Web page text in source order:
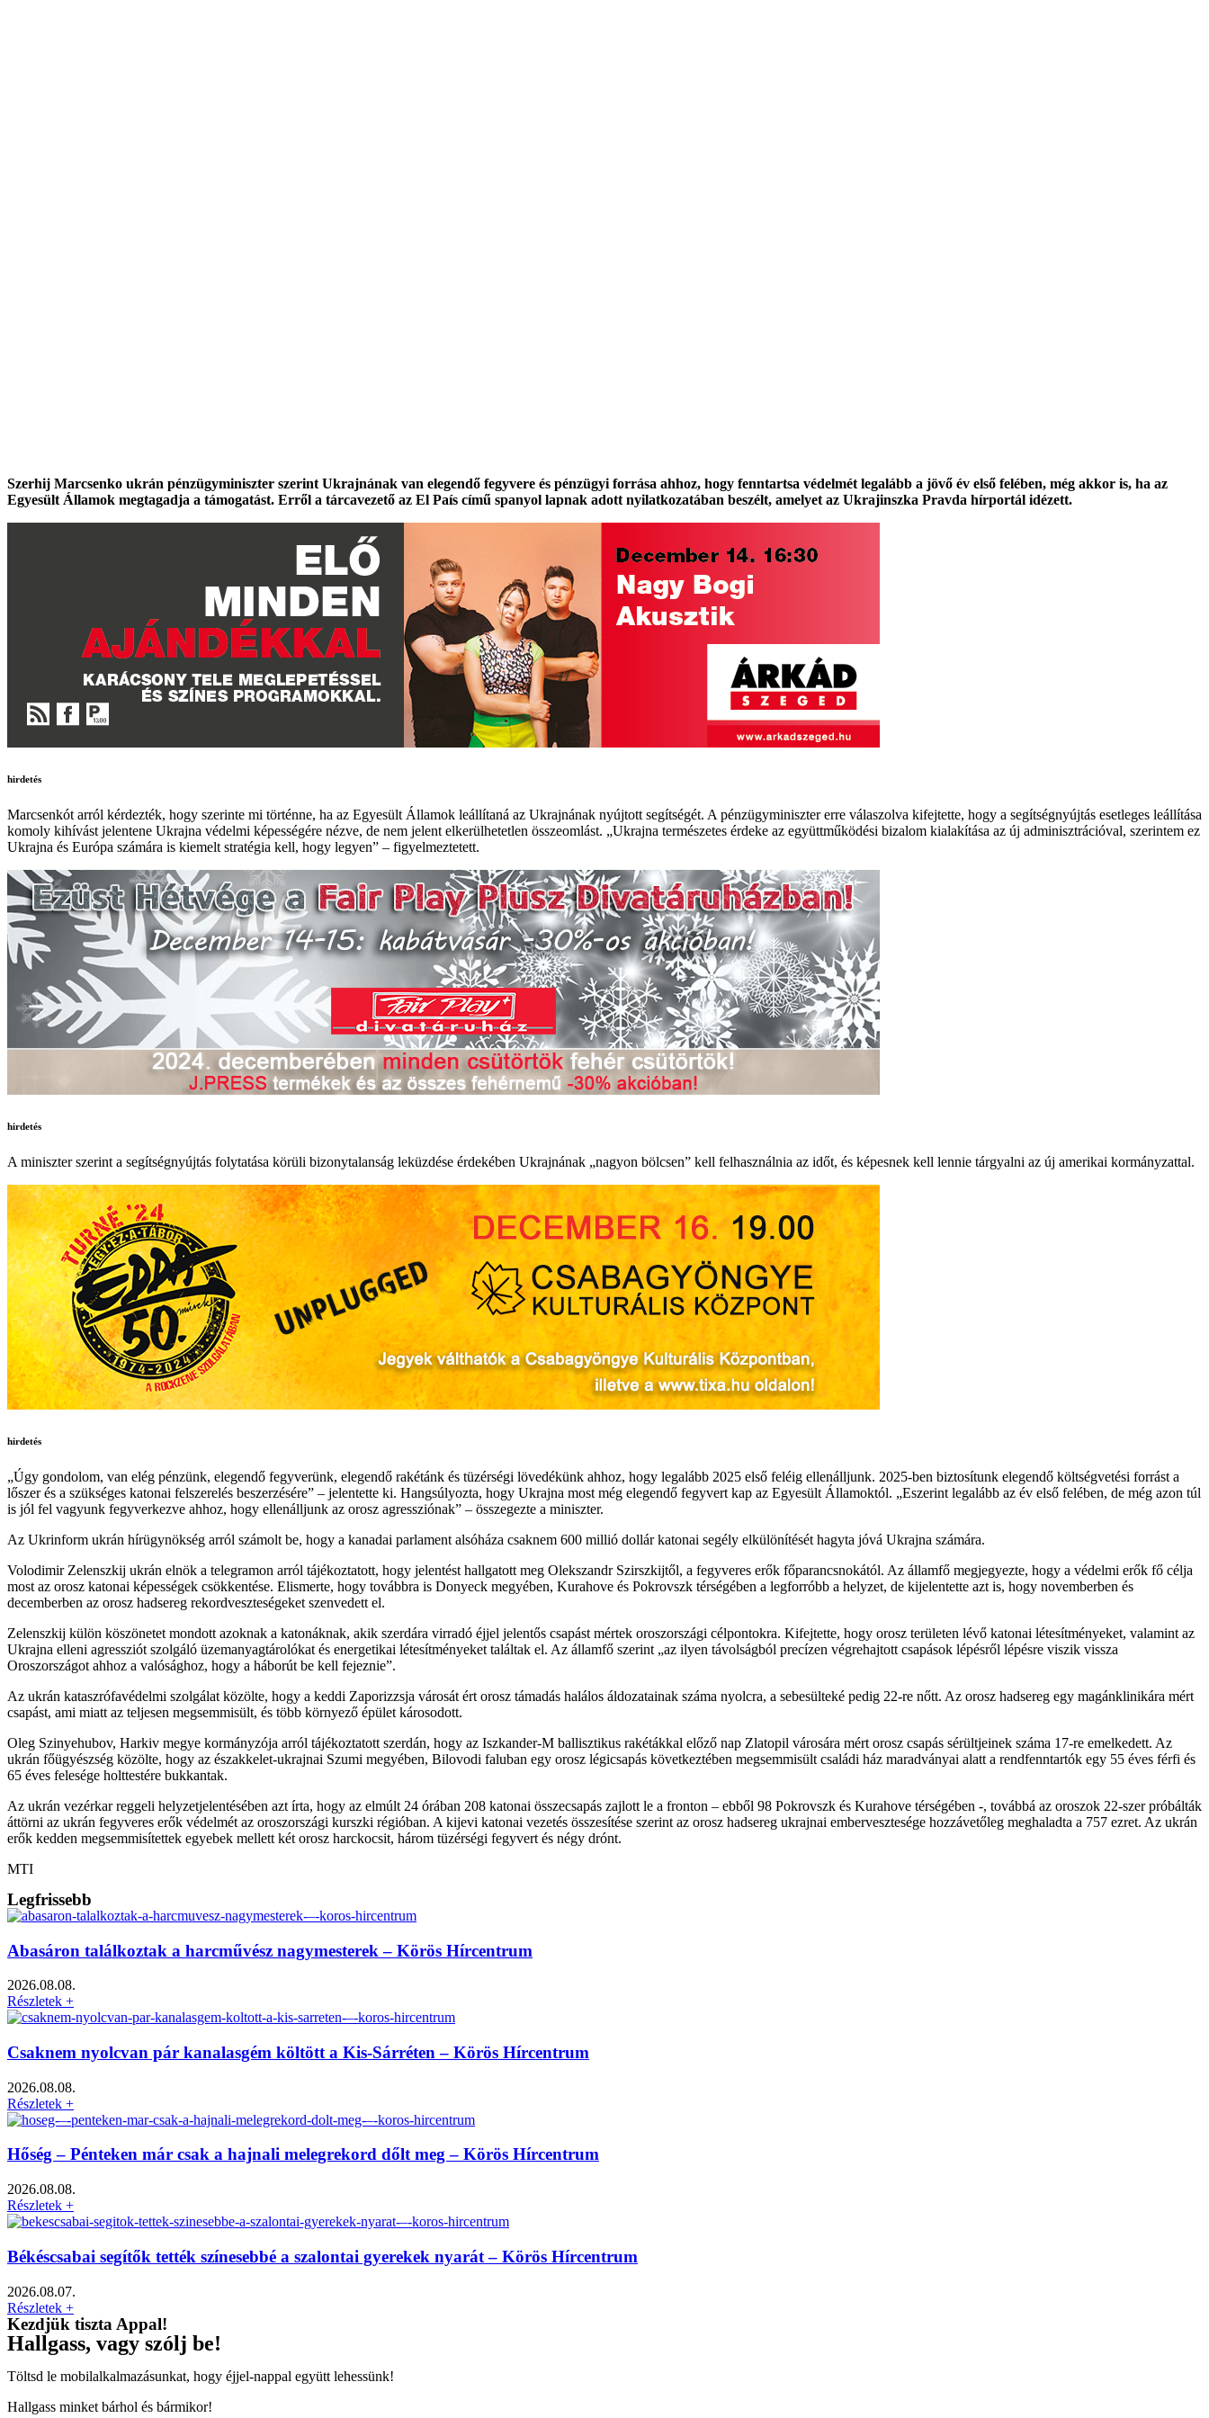
Szerhij Marcsenko ukrán pénzügyminiszter szerint Ukrajnának van elegendő fegyvere és pénzügyi forrása ahhoz, hogy fenntartsa védelmét legalább a jövő év első felében, még akkor is, ha az
Egyesült Államok megtagadja a támogatást. Erről a tárcavezető az El País című spanyol lapnak adott nyilatkozatában beszélt, amelyet az Ukrajinszka Pravda hírportál idézett.
hirdetés
Marcsenkót arról kérdezték, hogy szerinte mi történne, ha az Egyesült Államok leállítaná az Ukrajnának nyújtott segítségét. A pénzügyminiszter erre válaszolva kifejtette, hogy a segítségnyújtás esetleges leállítása
komoly kihívást jelentene Ukrajna védelmi képességére nézve, de nem jelent elkerülhetetlen összeomlást. „Ukrajna természetes érdeke az együttműködési bizalom kialakítása az új adminisztrációval, szerintem ez
Ukrajna és Európa számára is kiemelt stratégia kell, hogy legyen” – figyelmeztetett.
hirdetés
A miniszter szerint a segítségnyújtás folytatása körüli bizonytalanság leküzdése érdekében Ukrajnának „nagyon bölcsen” kell felhasználnia az időt, és képesnek kell lennie tárgyalni az új amerikai kormányzattal.
hirdetés
„Úgy gondolom, van elég pénzünk, elegendő fegyverünk, elegendő rakétánk és tüzérségi lövedékünk ahhoz, hogy legalább 2025 első feléig ellenálljunk. 2025-ben biztosítunk elegendő költségvetési forrást a
lőszer és a szükséges katonai felszerelés beszerzésére” – jelentette ki. Hangsúlyozta, hogy Ukrajna most még elegendő fegyvert kap az Egyesült Államoktól. „Eszerint legalább az év első felében, de még azon túl
is jól fel vagyunk fegyverkezve ahhoz, hogy ellenálljunk az orosz agressziónak” – összegezte a miniszter.
Az Ukrinform ukrán hírügynökség arról számolt be, hogy a kanadai parlament alsóháza csaknem 600 millió dollár katonai segély elkülönítését hagyta jóvá Ukrajna számára.
Volodimir Zelenszkij ukrán elnök a telegramon arról tájékoztatott, hogy jelentést hallgatott meg Olekszandr Szirszkijtől, a fegyveres erők főparancsnokától. Az államfő megjegyezte, hogy a védelmi erők fő célja
most az orosz katonai képességek csökkentése. Elismerte, hogy továbbra is Donyeck megyében, Kurahove és Pokrovszk térségében a legforróbb a helyzet, de kijelentette azt is, hogy novemberben és
decemberben az orosz hadsereg rekordveszteségeket szenvedett el.
Zelenszkij külön köszönetet mondott azoknak a katonáknak, akik szerdára virradó éjjel jelentős csapást mértek oroszországi célpontokra. Kifejtette, hogy orosz területen lévő katonai létesítményeket, valamint az
Ukrajna elleni agressziót szolgáló üzemanyagtárolókat és energetikai létesítményeket találtak el. Az államfő szerint „az ilyen távolságból precízen végrehajtott csapások lépésről lépésre viszik vissza
Oroszországot ahhoz a valósághoz, hogy a háborút be kell fejeznie”.
Az ukrán kataszrófavédelmi szolgálat közölte, hogy a keddi Zaporizzsja városát ért orosz támadás halálos áldozatainak száma nyolcra, a sebesülteké pedig 22-re nőtt. Az orosz hadsereg egy magánklinikára mért
csapást, ami miatt az teljesen megsemmisült, és több környező épület károsodott.
Oleg Szinyehubov, Harkiv megye kormányzója arról tájékoztatott szerdán, hogy az Iszkander-M ballisztikus rakétákkal előző nap Zlatopil városára mért orosz csapás sérültjeinek száma 17-re emelkedett. Az
ukrán főügyészség közölte, hogy az északkelet-ukrajnai Szumi megyében, Bilovodi faluban egy orosz légicsapás következtében megsemmisült családi ház maradványai alatt a rendfenntartók egy 55 éves férfi és
65 éves felesége holttestére bukkantak.
Az ukrán vezérkar reggeli helyzetjelentésében azt írta, hogy az elmúlt 24 órában 208 katonai összecsapás zajlott le a fronton – ebből 98 Pokrovszk és Kurahove térségében -, továbbá az oroszok 22-szer próbálták
áttörni az ukrán fegyveres erők védelmét az oroszországi kurszki régióban. A kijevi katonai vezetés összesítése szerint az orosz hadsereg ukrajnai embervesztesége hozzávetőleg meghaladta a 757 ezret. Az ukrán
erők kedden megsemmisítettek egyebek mellett két orosz harckocsit, három tüzérségi fegyvert és négy drónt.
MTI
Legfrissebb
Abasáron találkoztak a harcművész nagymesterek – Körös Hírcentrum
2026.08.08.
Részletek +
Csaknem nyolcvan pár kanalasgém költött a Kis-Sárréten – Körös Hírcentrum
2026.08.08.
Részletek +
Hőség – Pénteken már csak a hajnali melegrekord dőlt meg – Körös Hírcentrum
2026.08.08.
Részletek +
Békéscsabai segítők tették színesebbé a szalontai gyerekek nyarát – Körös Hírcentrum
2026.08.07.
Részletek +
Kezdjük tiszta Appal!
Hallgass, vagy szólj be!
Töltsd le mobilalkalmazásunkat, hogy éjjel-nappal együtt lehessünk!
Hallgass minket bárhol és bármikor!